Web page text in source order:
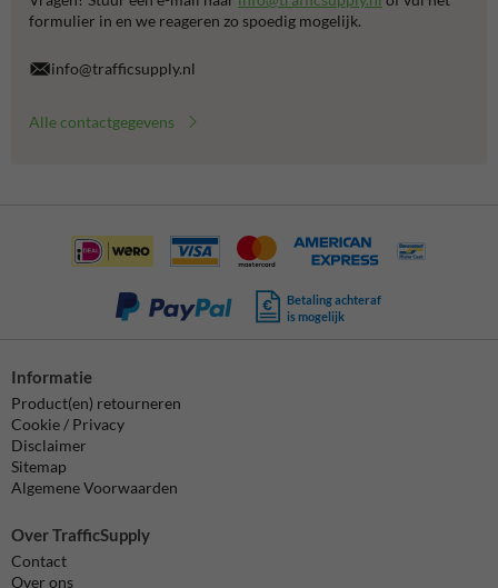
formulier in en we reageren zo spoedig mogelijk.
info@trafficsupply.nl
Alle contactgegevens
Betaling achteraf
is mogelijk
Informatie
Product(en) retourneren
Cookie / Privacy
Disclaimer
Sitemap
Algemene Voorwaarden
Over TrafficSupply
Contact
Over ons